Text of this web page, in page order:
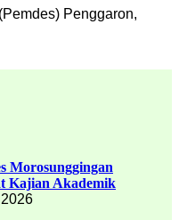
Penggaron,
Morosunggingan
Kajian Akademik